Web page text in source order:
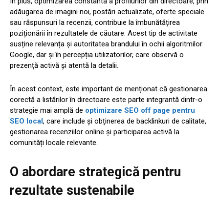
adăugarea de imagini noi, postări actualizate, oferte speciale
sau răspunsuri la recenzii, contribuie la îmbunătățirea
poziționării în rezultatele de căutare. Acest tip de activitate
susține relevanța și autoritatea brandului în ochii algoritmilor
Google, dar și în percepția utilizatorilor, care observă o
prezență activă și atentă la detalii.
În acest context, este important de menționat că gestionarea
corectă a listărilor în directoare este parte integrantă dintr-o
strategie mai amplă de optimizare SEO off page pentru
SEO local, care include și obținerea de backlinkuri de calitate,
gestionarea recenziilor online și participarea activă la
comunități locale relevante.
O abordare strategică pentru
rezultate sustenabile